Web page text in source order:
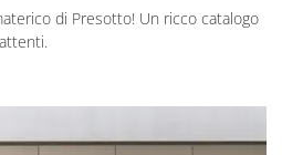
di Presotto! Un ricco catalogo